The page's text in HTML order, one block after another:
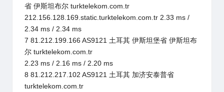
省 伊斯坦布尔 turktelekom.com.tr
212.156.128.169.static.turktelekom.com.tr 2.33 ms /
2.34 ms / 2.34 ms
7 81.212.199.166 AS9121 土耳其 伊斯坦堡省 伊斯坦布
尔 turktelekom.com.tr
2.23 ms / 2.16 ms / 2.20 ms
8 81.212.217.102 AS9121 土耳其 加济安泰普省
turktelekom.com.tr